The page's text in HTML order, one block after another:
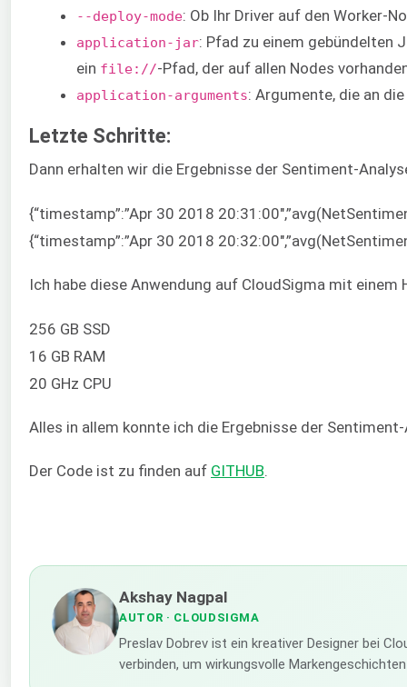
--deploy-mode: Ob Ihr Driver auf den Worker-
application-jar: Pfad zu einem gebündelten
ein file://-Pfad, der auf allen Nodes
application-arguments: Argumente, die an
Letzte Schritte:
Dann erhalten wir die Ergebnisse der Sentiment-
{“timestamp”:”Apr 30 2018
{“timestamp”:”Apr 30 2018
Ich habe diese Anwendung auf CloudSigma mit
256 GB SSD
16 GB RAM
20 GHz CPU
Alles in allem konnte ich die Ergebnisse der
Der Code ist zu finden auf GITHUB.
Akshay Nagpal
AUTOR · CLOUDSIGMA
Preslav Dobrev ist ein kreativer Designer bei
verbinden, um wirkungsvolle